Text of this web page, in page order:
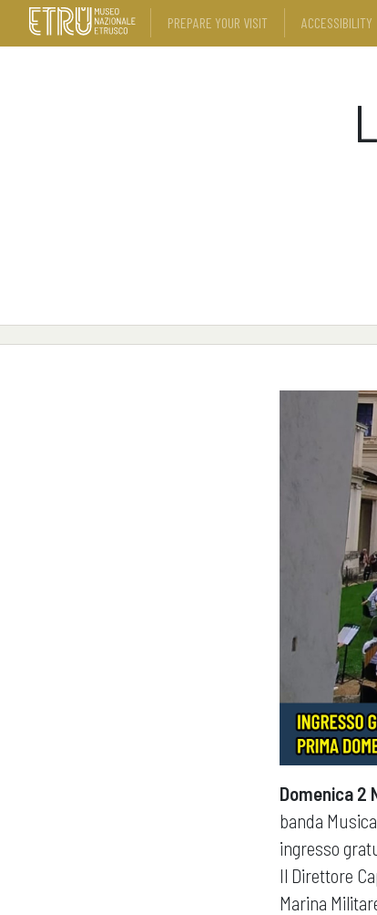
PREPARE YOUR VISIT ACCESSIBILITY
Domenica 2
banda
ingresso
Il Direttore
Marina